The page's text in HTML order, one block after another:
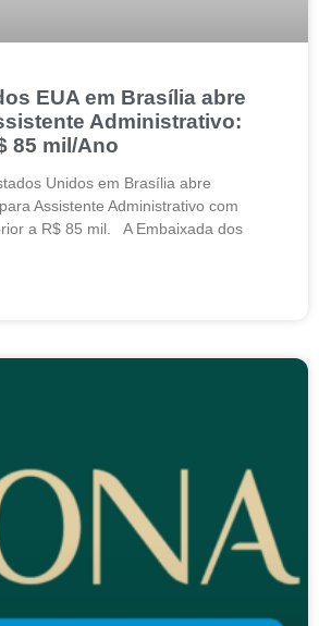
EUA em Brasília abre
Administrativo:
85 mil/Ano
Unidos em Brasília abre
Assistente Administrativo com
a R$ 85 mil. A Embaixada dos